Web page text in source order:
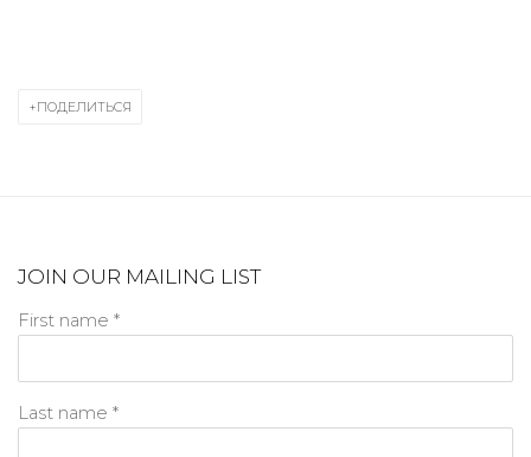
ПОДЕЛИТЬСЯ
JOIN OUR MAILING LIST
First name *
Last name *